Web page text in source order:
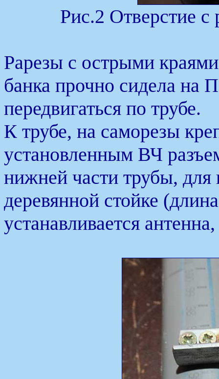
Рис.2 Отверстие с
Рарезы с острыми
банка прочно сидела на
передвигаться по трубе.
К трубе, на саморезы
установленным ВЧ
нижней части трубы, для
деревянной стойке
устанавливается